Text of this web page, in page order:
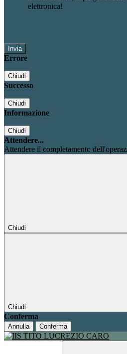
elettronica!
Errore
Chiudi
Successo
Chiudi
Informazione
Chiudi
Attendere...
Attendere il completamento
Chiudi
Chiudi
Conferma
Annulla Conferma